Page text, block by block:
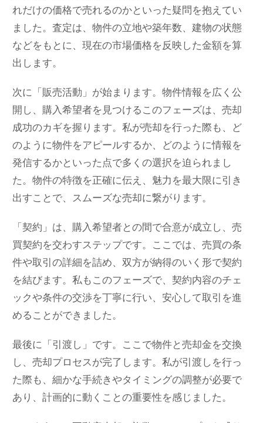
れだけの価格で売れるのかといった疑問を抱えてい
ました。査定は、物件の立地や築年数、建物の状態
などをもとに、現在の市場価格を反映した金額を算
出します。
次に「販売活動」が始まります。物件情報を広く公
開し、購入希望者を見つけるこのフェーズは、売却
成功のカギを握ります。私が売却を行った際も、ど
のように物件をアピールするか、どのように情報を
発信するかといった点で多くの選択を迫られまし
た。物件の特徴を正確に伝え、魅力を最大限に引き
出すことで、スムーズな売却に繋がります。
「契約」は、購入希望者との間で合意が成立し、売
買契約を交わすステップです。ここでは、売買の条
件や取引の詳細を詰め、双方が納得のいく形で契約
を結びます。私もこのフェーズで、契約内容のチェ
ックや条件の交渉を丁寧に行い、安心して取引を進
めることができました。
最後に「引渡し」です。ここで物件と売却金を交換
し、売却プロセスが完了します。私が引渡しを行っ
た際も、細かな手続きやタイミングの調整が必要で
あり、計画的に動くことの重要性を感じました。